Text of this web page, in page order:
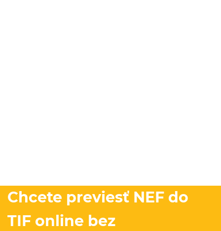
Chcete previesť NEF do
TIF online bez